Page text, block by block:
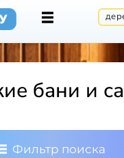
бани и
Фильтр поиска